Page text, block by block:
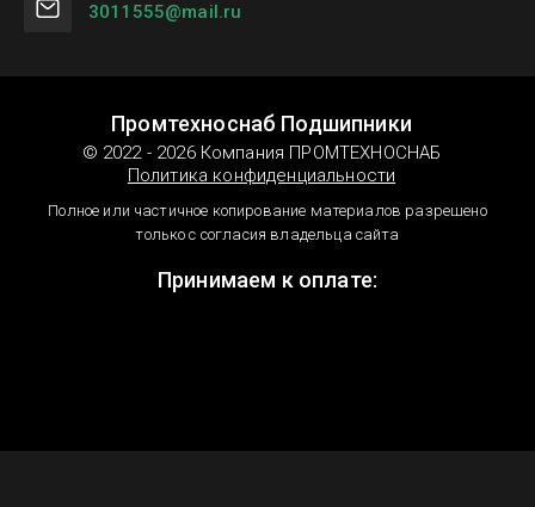
3011555@mail.ru
Промтехноснаб Подшипники
© 2022 - 2026 Компания ПРОМТЕХНОСНАБ
Политика конфиденциальности
Полное или частичное копирование материалов разрешено
только с согласия владельца сайта
Принимаем к оплате: